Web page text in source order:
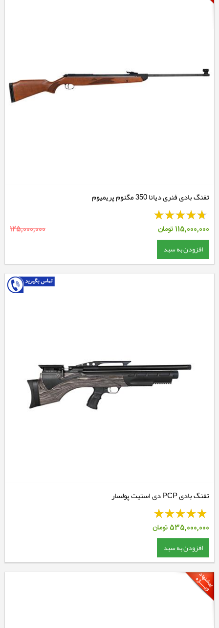
تفنگ بادی فنری دیانا 350 مگنوم پریمیوم
115,000,000 تومان 125,000,000
افزودن به سبد
تفنگ بادی PCP دی استیت پولسار
535,000,000 تومان
افزودن به سبد